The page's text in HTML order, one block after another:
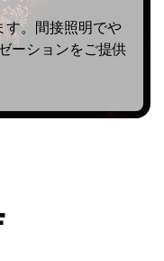
す。間接照明でや
ーションをご提供